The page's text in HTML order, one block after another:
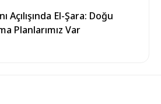
Açılışında El-Şara: Doğu
Planlarımız Var